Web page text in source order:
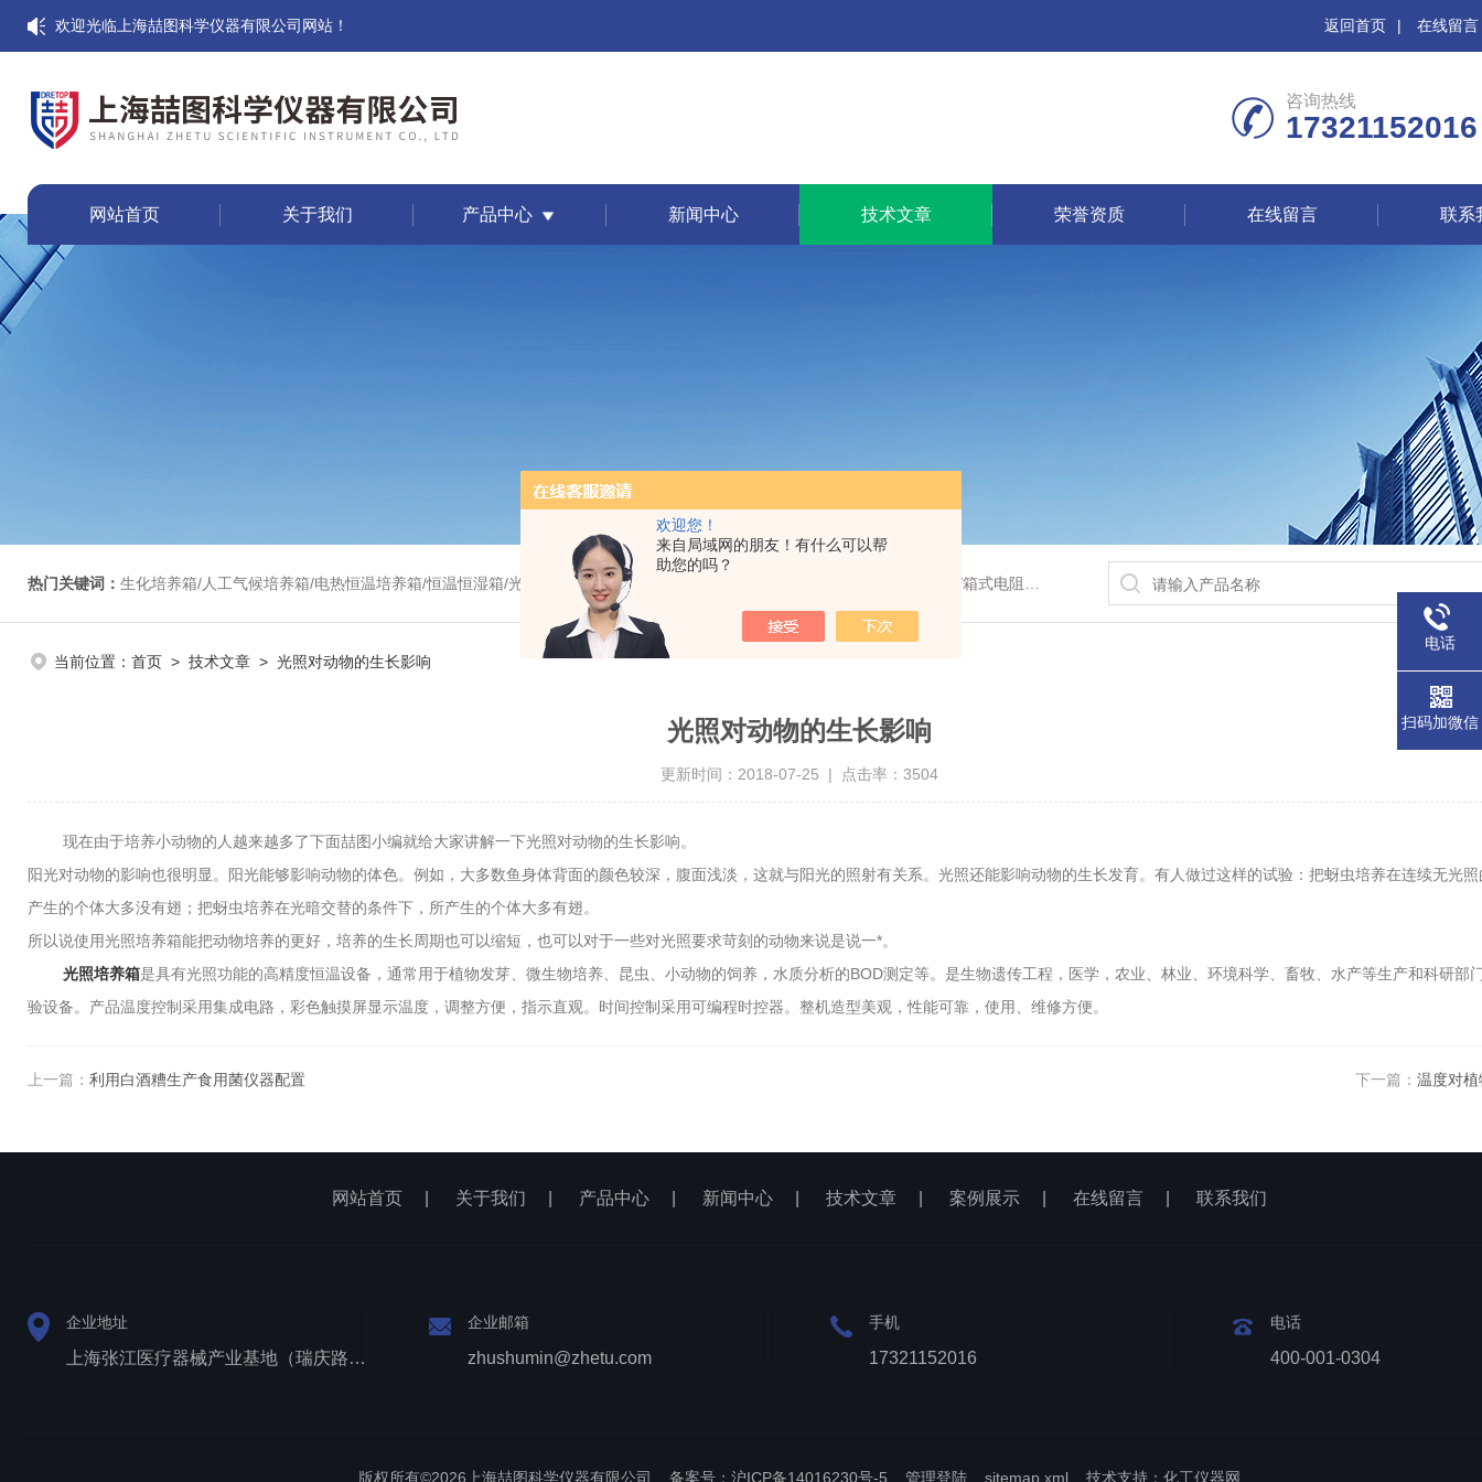
欢迎您！
来自局域网的朋友！有什么可以帮
助您的吗？
欢迎光临上海喆图科学仪器有限公司网站！ 返回首页 | 在线留言
咨询热线
17321152016
网站首页 关于我们 产品中心 新闻中心 技术文章 荣誉资质 在线留言 联系
热门关键词： 生化培养箱/人工气候培养箱/电热恒温培养箱/恒温恒湿箱/光照培养箱/二氧化碳培养箱等/恒温干燥箱/真空干燥箱/高温烘箱等/箱式电阻炉/陶瓷纤维马弗炉/高温马弗炉/管式炉/气氛炉/试验箱/摇床/振荡器/水槽/水浴锅等
当前位置： 首页 > 技术文章 > 光照对动物的生长影响
光照对动物的生长影响
更新时间：2018-07-25 | 点击率：3504
现在由于培养小动物的人越来越多了下面喆图小编就给大家讲解一下光照对动物的生长影响。
阳光对动物的影响也很明显。阳光能够影响动物的体色。例如，大多数鱼身体背面的颜色较深，腹面浅淡，这就与阳光的照射有关系。光照还能影响动物的生长发育。有人做过这样的试验：把蚜虫培养在连续无光
产生的个体大多没有翅；把蚜虫培养在光暗交替的条件下，所产生的个体大多有翅。
所以说使用光照培养箱能把动物培养的更好，培养的生长周期也可以缩短，也可以对于一些对光照要求苛刻的动物来说是说一*。
光照培养箱是具有光照功能的高精度恒温设备，通常用于植物发芽、微生物培养、昆虫、小动物的饲养，水质分析的BOD测定等。是生物遗传工程，医学，农业、林业、环境科学、畜牧、水产等生产和科研部
验设备。产品温度控制采用集成电路，彩色触摸屏显示温度，调整方便，指示直观。时间控制采用可编程时控器。整机造型美观，性能可靠，使用、维修方便。
上一篇： 利用白酒糟生产食用菌仪器配置 下一篇： 温度对
网站首页 关于我们 产品中心 新闻中心 技术文章 案例展示 在线留言 联系我们
企业地址
上海张江医疗器械产业基地（瑞庆路528号）
企业邮箱
zhushumin@zhetu.com
手机
17321152016
电话
400-001-0304
版权所有©2026上海喆图科学仪器有限公司 备案号：沪ICP备14016230号-5 管理登陆 sitemap.xml 技术支持： 化工仪器网
电话
扫码加微信